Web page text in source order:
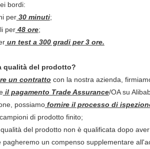
bordi:
per30 minuti;
per48 ore;
un test a 300 gradi per 3 ore.
qualità del prodotto?
un contratto con la nostra azienda,
il pagamento Trade Assurance/OA su
possiamofornire il processo di
di prodotto finito;
del prodotto non è qualificata dopo
pagheremo un compenso supplementare